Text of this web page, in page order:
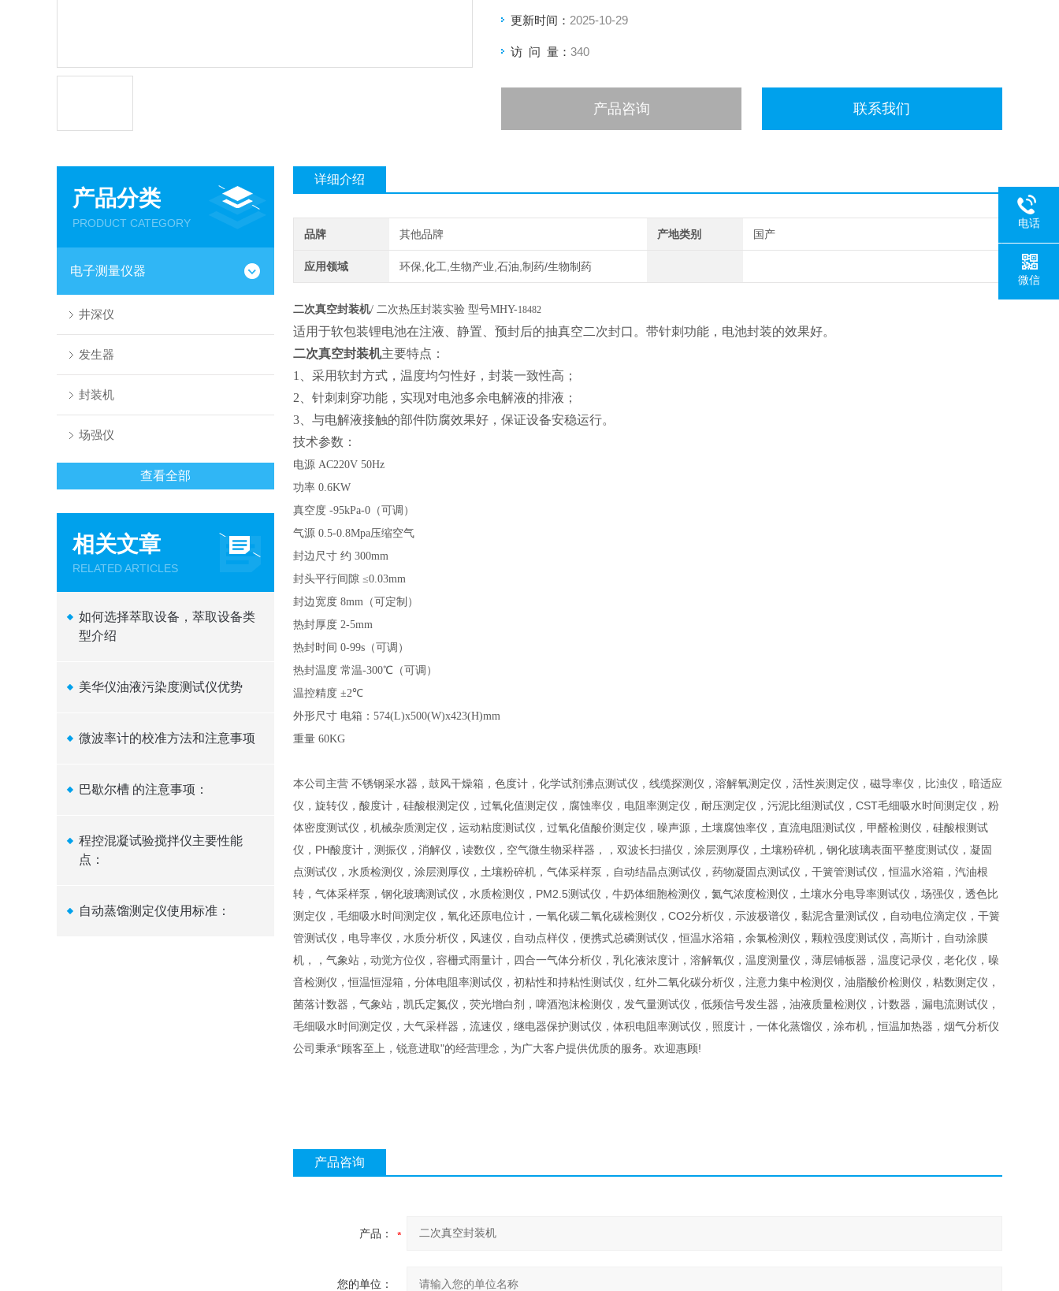
更新时间： 2025-10-29
访 问 量： 340
产品咨询 联系我们
产品分类
PRODUCT CATEGORY
电子测量仪器
井深仪
发生器
封装机
场强仪
查看全部
相关文章
RELATED ARTICLES
如何选择萃取设备，萃取设备类
型介绍
美华仪油液污染度测试仪优势
微波率计的校准方法和注意事项
巴歇尔槽 的注意事项：
程控混凝试验搅拌仪主要性能
点：
自动蒸馏测定仪使用标准：
详细介绍
品牌 其他品牌 产地类别 国产
应用领域 环保,化工,生物产业,石油,制药/生物制药
二次真空封装机/ 二次热压封装实验 型号MHY-18482
适用于软包装锂电池在注液、静置、预封后的抽真空二次封口。带针刺功能，电池封装的效果好。
二次真空封装机主要特点：
1、采用软封方式，温度均匀性好，封装一致性高；
2、针刺刺穿功能，实现对电池多余电解液的排液；
3、与电解液接触的部件防腐效果好，保证设备安稳运行。
技术参数：
电源 AC220V 50Hz
功率 0.6KW
真空度 -95kPa-0（可调）
气源 0.5-0.8Mpa压缩空气
封边尺寸 约 300mm
封头平行间隙 ≤0.03mm
封边宽度 8mm（可定制）
热封厚度 2-5mm
热封时间 0-99s（可调）
热封温度 常温-300℃（可调）
温控精度 ±2℃
外形尺寸 电箱： 574(L)x500(W)x423(H)mm
重量 60KG
本公司主营 不锈钢采水器，鼓风干燥箱，色度计，化学试剂沸点测试仪，线缆探测仪，溶解氧测定仪，活性炭测定仪，磁导率仪，比浊仪，暗适应
仪，旋转仪，酸度计，硅酸根测定仪，过氧化值测定仪，腐蚀率仪，电阻率测定仪，耐压测定仪，污泥比组测试仪，CST毛细吸水时间测定仪，粉
体密度测试仪，机械杂质测定仪，运动粘度测试仪，过氧化值酸价测定仪，噪声源，土壤腐蚀率仪，直流电阻测试仪，甲醛检测仪，硅酸根测试
仪，PH酸度计，测振仪，消解仪，读数仪，空气微生物采样器，，双波长扫描仪，涂层测厚仪，土壤粉碎机，钢化玻璃表面平整度测试仪，凝固
点测试仪，水质检测仪，涂层测厚仪，土壤粉碎机，气体采样泵，自动结晶点测试仪，药物凝固点测试仪，干簧管测试仪，恒温水浴箱，汽油根
转，气体采样泵，钢化玻璃测试仪，水质检测仪，PM2.5测试仪，牛奶体细胞检测仪，氦气浓度检测仪，土壤水分电导率测试仪，场强仪，透色比
测定仪，毛细吸水时间测定仪，氧化还原电位计，一氧化碳二氧化碳检测仪，CO2分析仪，示波极谱仪，黏泥含量测试仪，自动电位滴定仪，干簧
管测试仪，电导率仪，水质分析仪，风速仪，自动点样仪，便携式总磷测试仪，恒温水浴箱，余氯检测仪，颗粒强度测试仪，高斯计，自动涂膜
机，，气象站，动觉方位仪，容栅式雨量计，四合一气体分析仪，乳化液浓度计，溶解氧仪，温度测量仪，薄层铺板器，温度记录仪，老化仪，噪
音检测仪，恒温恒湿箱，分体电阻率测试仪，初粘性和持粘性测试仪，红外二氧化碳分析仪，注意力集中检测仪，油脂酸价检测仪，粘数测定仪，
菌落计数器，气象站，凯氏定氮仪，荧光增白剂，啤酒泡沫检测仪，发气量测试仪，低频信号发生器，油液质量检测仪，计数器，漏电流测试仪，
毛细吸水时间测定仪，大气采样器，流速仪，继电器保护测试仪，体积电阻率测试仪，照度计，一体化蒸馏仪，涂布机，恒温加热器，烟气分析仪
公司秉承“顾客至上，锐意进取"的经营理念，为广大客户提供优质的服务。欢迎惠顾!
产品咨询
产品：
您的单位：
电话
微信